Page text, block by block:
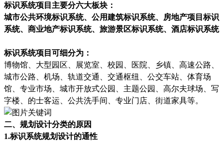
标识系统项目主要分六大板块：
城市公共环境标识系统、公用建筑标识系统、房地产项目标识
系统、商业地产标识系统、旅游景区标识系统、酒店标识系统
标识系统项目可细分为：
博物馆、大型园区、展览室、校园、医院、乡镇、高速公路、
城市公路、机场、轨道交通、交通枢纽、公交车站、体育场
馆、专业市场、城市开放式公园、主题公园、高尔夫球场、写
字楼、的士客运、公共洗手间、专业门店、街道家具等。
二、规划设计分类的原因
1.标识系统规划设计的通性